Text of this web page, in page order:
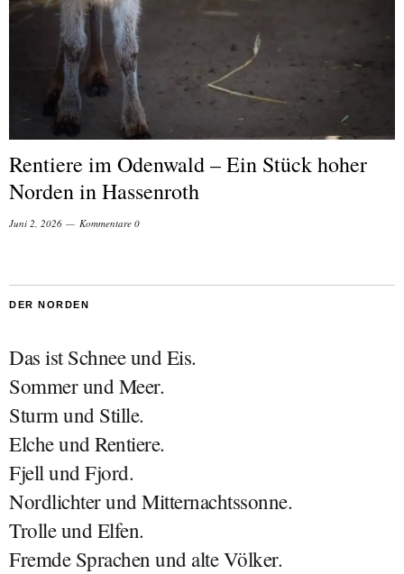
Rentiere im Odenwald – Ein Stück hoher
Norden in Hassenroth
Juni 2, 2026 Kommentare 0
DER NORDEN
Das ist Schnee und Eis.
Sommer und Meer.
Sturm und Stille.
Elche und Rentiere.
Fjell und Fjord.
Nordlichter und Mitternachtssonne.
Trolle und Elfen.
Fremde Sprachen und alte Völker.